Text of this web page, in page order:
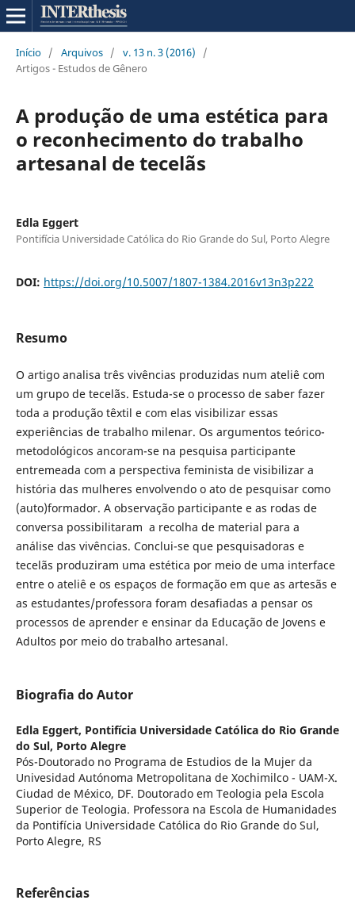
Início / Arquivos / v. 13 n. 3 (2016)
/
Artigos - Estudos de Gênero
A produção de uma estética para
o reconhecimento do trabalho
artesanal de tecelãs
Edla Eggert
Pontifícia Universidade Católica do Rio Grande do Sul, Porto Alegre
DOI: https://doi.org/10.5007/1807-1384.2016v13n3p222
Resumo
O artigo analisa três vivências produzidas num ateliê com
um grupo de tecelãs. Estuda-se o processo de saber fazer
toda a produção têxtil e com elas visibilizar essas
experiências de trabalho milenar. Os argumentos teórico-
metodológicos ancoram-se na pesquisa participante
entremeada com a perspectiva feminista de visibilizar a
história das mulheres envolvendo o ato de pesquisar como
(auto)formador. A observação participante e as rodas de
conversa possibilitaram a recolha de material para a
análise das vivências. Conclui-se que pesquisadoras e
tecelãs produziram uma estética por meio de uma interface
entre o ateliê e os espaços de formação em que as artesãs e
as estudantes/professora foram desafiadas a pensar os
processos de aprender e ensinar da Educação de Jovens e
Adultos por meio do trabalho artesanal.
Biografia do Autor
Edla Eggert, Pontifícia Universidade Católica do Rio Grande
do Sul, Porto Alegre
Pós-Doutorado no Programa de Estudios de la Mujer da
Univesidad Autónoma Metropolitana de Xochimilco - UAM-X.
Ciudad de México, DF. Doutorado em Teologia pela Escola
Superior de Teologia. Professora na Escola de Humanidades
da Pontifícia Universidade Católica do Rio Grande do Sul,
Porto Alegre, RS
Referências